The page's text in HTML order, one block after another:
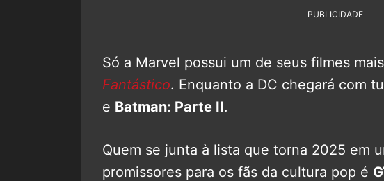
PUBLICIDADE
Só a Marvel possui um de seus filmes
Fantástico. Enquanto a DC chegará com
e Batman: Parte II.
Quem se junta à lista que torna 2025 em
promissores para os fãs da cultura pop é